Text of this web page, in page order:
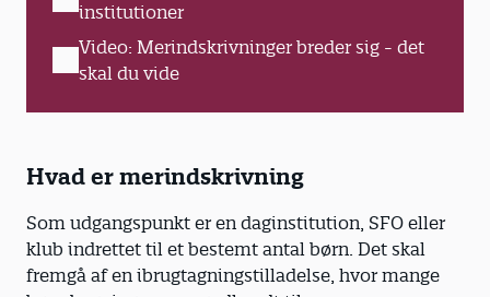
institutioner
Video: Merindskrivninger breder sig - det
skal du vide
Hvad er merindskrivning
Som udgangspunkt er en daginstitution, SFO eller
klub indrettet til et bestemt antal børn. Det skal
fremgå af en ibrugtagningstilladelse, hvor mange